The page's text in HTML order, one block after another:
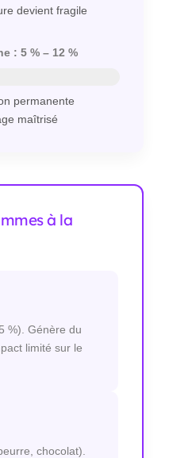
devient fragile
: 5 % – 12 %
permanente
maîtrisé
à la
%). Génère du
limité sur le
chocolat).